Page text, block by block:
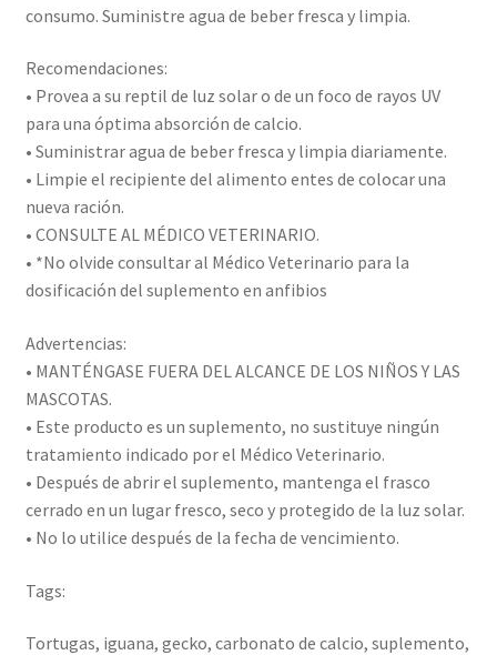
consumo. Suministre agua de beber fresca y limpia.
Recomendaciones:
• Provea a su reptil de luz solar o de un foco de rayos UV
para una óptima absorción de calcio.
• Suministrar agua de beber fresca y limpia diariamente.
• Limpie el recipiente del alimento entes de colocar una
nueva ración.
• CONSULTE AL MÉDICO VETERINARIO.
• *No olvide consultar al Médico Veterinario para la
dosificación del suplemento en anfibios
Advertencias:
• MANTÉNGASE FUERA DEL ALCANCE DE LOS NIÑOS Y LAS
MASCOTAS.
• Este producto es un suplemento, no sustituye ningún
tratamiento indicado por el Médico Veterinario.
• Después de abrir el suplemento, mantenga el frasco
cerrado en un lugar fresco, seco y protegido de la luz solar.
• No lo utilice después de la fecha de vencimiento.
Tags:
Tortugas, iguana, gecko, carbonato de calcio, suplemento,